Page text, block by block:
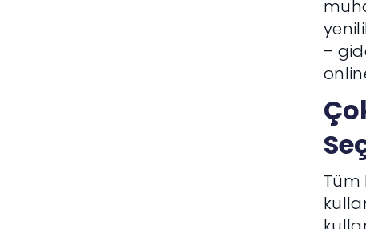
–
Tüm